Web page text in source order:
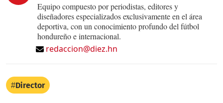
Equipo compuesto por periodistas, editores y
diseñadores especializados exclusivamente en el área
deportiva, con un conocimiento profundo del fútbol
hondureño e internacional.
redaccion@diez.hn
Director